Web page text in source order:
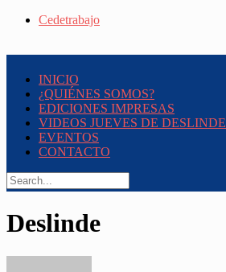
Cedetrabajo
INICIO
¿QUIÉNES SOMOS?
EDICIONES IMPRESAS
VIDEOS JUEVES DE DESLINDE
EVENTOS
CONTACTO
Deslinde